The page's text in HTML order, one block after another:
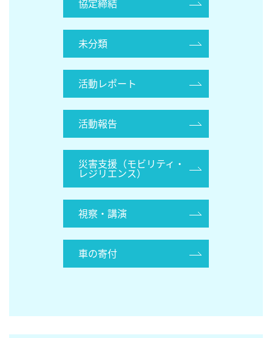
協定締結
未分類
活動レポート
活動報告
災害支援（モビリティ・
レジリエンス）
視察・講演
車の寄付